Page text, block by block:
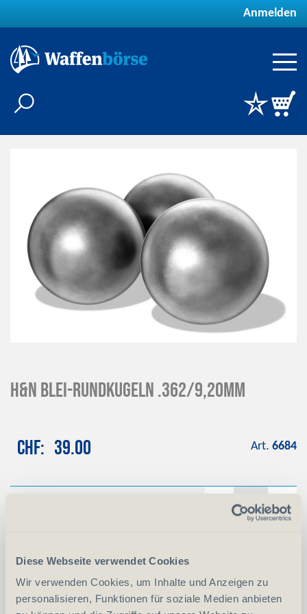
Diese Webseite verwendet Cookies
Wir verwenden Cookies, um Inhalte und Anzeigen zu
personalisieren, Funktionen für soziale Medien anbieten
Anmelden
H&N Blei-Rundkugeln .362/9,20mm
CHF 39.00 Art. 6684
+